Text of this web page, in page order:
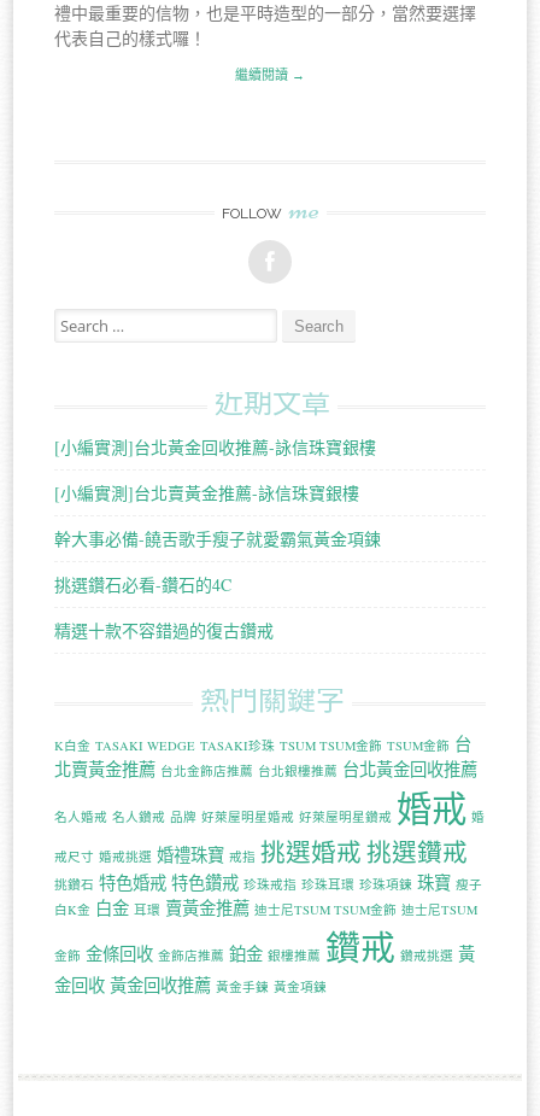
禮中最重要的信物，也是平時造型的一部分，當然要選擇
代表自己的樣式囉！
繼續閱讀 →
FOLLOW me
Search for:
近期文章
[小編實測]台北黃金回收推薦-詠信珠寶銀樓
[小編實測]台北賣黃金推薦-詠信珠寶銀樓
幹大事必備-饒舌歌手瘦子就愛霸氣黃金項鍊
挑選鑽石必看-鑽石的4C
精選十款不容錯過的復古鑽戒
熱門關鍵字
K白金 TASAKI WEDGE TASAKI珍珠 TSUM TSUM金飾 TSUM金飾 台
北賣黃金推薦 台北金飾店推薦 台北銀樓推薦 台北黃金回收推薦
名人婚戒 名人鑽戒 品牌 好萊屋明星婚戒 好萊屋明星鑽戒 婚戒 婚
戒尺寸 婚戒挑選 婚禮珠寶 戒指 挑選婚戒挑選鑽戒
挑鑽石 特色婚戒 特色鑽戒 珍珠戒指 珍珠耳環 珍珠項鍊 珠寶 瘦子
白K金 白金 耳環 賣黃金推薦 迪士尼TSUM TSUM金飾 迪士尼TSUM
金飾 金條回收 金飾店推薦 鉑金 銀樓推薦 鑽戒 鑽戒挑選 黃
金回收 黃金回收推薦 黃金手鍊 黃金項鍊